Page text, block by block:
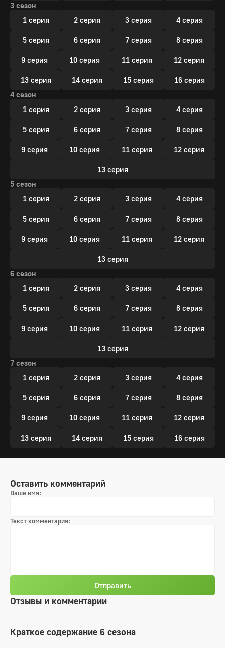
3 сезон
1 серия
2 серия 3 серия 4 серия
5 серия 6 серия 7 серия 8 серия
9 серия 10 серия 11 серия 12 серия
13 серия 14 серия 15 серия
16 серия
4 сезон
1 серия
2 серия 3 серия 4 серия
5 серия 6 серия 7 серия 8 серия
9 серия 10 серия 11 серия 12 серия
13 серия
5 сезон
1 серия
2 серия 3 серия 4 серия
5 серия 6 серия 7 серия 8 серия
9 серия 10 серия 11 серия 12 серия
13 серия
6 сезон
1 серия
2 серия 3 серия 4 серия
5 серия 6 серия 7 серия 8 серия
9 серия 10 серия 11 серия 12 серия
13 серия
7 сезон
1 серия
2 серия 3 серия 4 серия
5 серия 6 серия 7 серия 8 серия
9 серия 10 серия 11 серия 12 серия
13 серия 14 серия 15 серия 16 серия
Отзывы и комментарии
Оставить комментарий
Ваше имя:
Текст комментария:
Отправить
Краткое содержание 6 сезона